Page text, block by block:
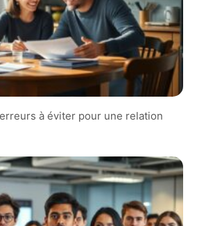
à éviter pour une relation